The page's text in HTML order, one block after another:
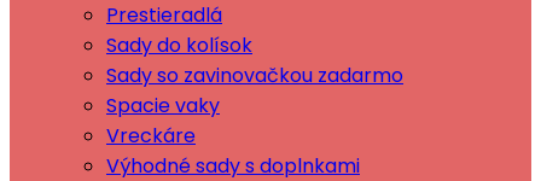
Prestieradlá
Sady do kolísok
Sady so zavinovačkou zadarmo
Spacie vaky
Vreckáre
Výhodné sady s doplnkami